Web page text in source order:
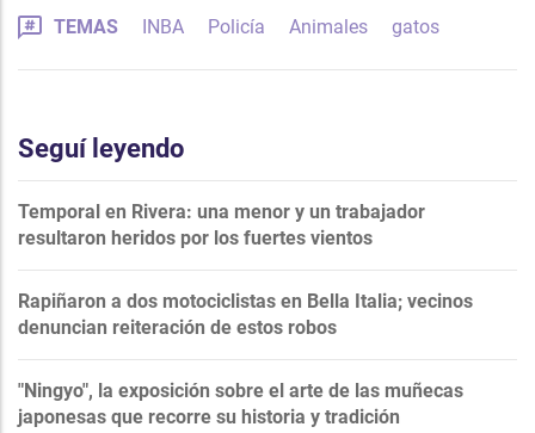
TEMAS INBA Policía Animales gatos
Seguí leyendo
Temporal en Rivera: una menor y un trabajador
resultaron heridos por los fuertes vientos
Rapiñaron a dos motociclistas en Bella Italia; vecinos
denuncian reiteración de estos robos
"Ningyo", la exposición sobre el arte de las muñecas
japonesas que recorre su historia y tradición